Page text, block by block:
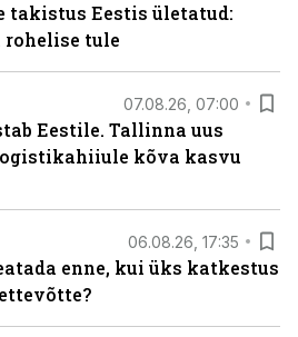
takistus Eestis ületatud:
tule
07.08.26, 07:00
Eestile. Tallinna uus
kõva kasvu
06.08.26, 17:35
enne, kui üks katkestus